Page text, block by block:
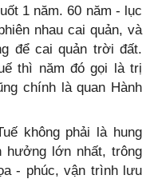
1 năm. 60 năm - lục
nhau cai quản, và
để cai quản trời đất.
thì năm đó gọi là trị
chính là quan Hành
không phải là hung
hưởng lớn nhất, trông
- phúc, vận trình lưu